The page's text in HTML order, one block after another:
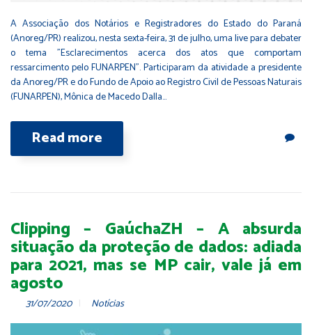
A Associação dos Notários e Registradores do Estado do Paraná
(Anoreg/PR) realizou, nesta sexta-feira, 31 de julho, uma live para debater
o tema "Esclarecimentos acerca dos atos que comportam
ressarcimento pelo FUNARPEN". Participaram da atividade a presidente
da Anoreg/PR e do Fundo de Apoio ao Registro Civil de Pessoas Naturais
(FUNARPEN), Mônica de Macedo Dalla…
Read more
Clipping – GaúchaZH – A absurda
situação da proteção de dados: adiada
para 2021, mas se MP cair, vale já em
agosto
31/07/2020 Notícias